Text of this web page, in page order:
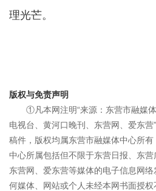
理光芒。
版权与免责声明
①凡本网注明“来源：东营市融媒
电视台、黄河口晚刊、东营网、爱东
稿件，版权均属东营市融媒体中心所
中心所属包括但不限于东营日报、东营
东营网、爱东营等媒体的电子信息网
何媒体、网站或个人未经本网书面授